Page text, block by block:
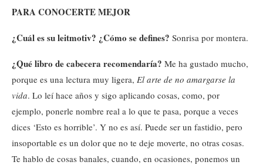
PARA CONOCERTE MEJOR
¿Cuál es su leitmotiv? ¿Cómo se defines? Sonrisa por montera.
¿Qué libro de cabecera recomendaría? Me ha gustado mucho,
porque es una lectura muy ligera, El arte de no amargarse la
vida. Lo leí hace años y sigo aplicando cosas, como, por
ejemplo, ponerle nombre real a lo que te pasa, porque a veces
dices ‘Esto es horrible’. Y no es así. Puede ser un fastidio, pero
insoportable es un dolor que no te deje moverte, no otras cosas.
Te hablo de cosas banales, cuando, en ocasiones, ponemos un